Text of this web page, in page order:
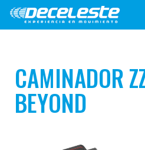
CAMINADOR
BEYOND